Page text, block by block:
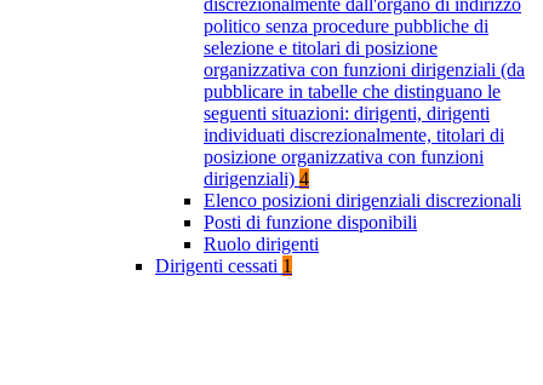
discrezionalmente dall'organo di indirizzo
politico senza procedure pubbliche di
selezione e titolari di posizione
organizzativa con funzioni dirigenziali (da
pubblicare in tabelle che distinguano le
seguenti situazioni: dirigenti, dirigenti
individuati discrezionalmente, titolari di
posizione organizzativa con funzioni
dirigenziali) 4
Elenco posizioni dirigenziali discrezionali
Posti di funzione disponibili
Ruolo dirigenti
Dirigenti cessati 1